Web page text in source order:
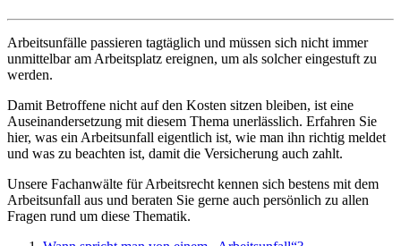
Arbeitsunfälle passieren tagtäglich und müssen sich nicht immer
unmittelbar am Arbeitsplatz ereignen, um als solcher eingestuft zu
werden.
Damit Betroffene nicht auf den Kosten sitzen bleiben, ist eine
Auseinandersetzung mit diesem Thema unerlässlich. Erfahren Sie
hier, was ein Arbeitsunfall eigentlich ist, wie man ihn richtig meldet
und was zu beachten ist, damit die Versicherung auch zahlt.
Unsere Fachanwälte für Arbeitsrecht kennen sich bestens mit dem
Arbeitsunfall aus und beraten Sie gerne auch persönlich zu allen
Fragen rund um diese Thematik.